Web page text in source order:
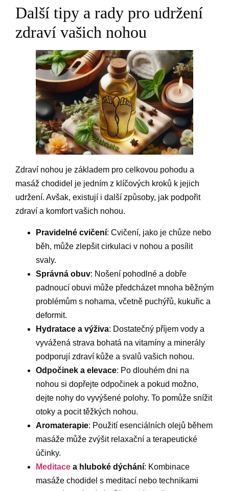
Další tipy a rady pro udržení
zdraví vašich nohou
Zdraví nohou je základem pro celkovou pohodu a
masáž chodidel je jedním z klíčových kroků k jejich
udržení. Avšak, existují i další způsoby, jak podpořit
zdraví a komfort vašich nohou.
Pravidelné cvičení: Cvičení, jako je chůze nebo
běh, může zlepšit cirkulaci v nohou a posílit
svaly.
Správná obuv: Nošení pohodlné a dobře
padnoucí obuvi může předcházet mnoha běžným
problémům s nohama, včetně puchýřů, kukuřic a
deformit.
Hydratace a výživa: Dostatečný příjem vody a
vyvážená strava bohatá na vitamíny a minerály
podporují zdraví kůže a svalů vašich nohou.
Odpočinek a elevace: Po dlouhém dni na
nohou si dopřejte odpočinek a pokud možno,
dejte nohy do vyvýšené polohy. To pomůže snížit
otoky a pocit těžkých nohou.
Aromaterapie: Použití esenciálních olejů během
masáže může zvýšit relaxační a terapeutické
účinky.
Meditace a hluboké dýchání: Kombinace
masáže chodidel s meditací nebo technikami